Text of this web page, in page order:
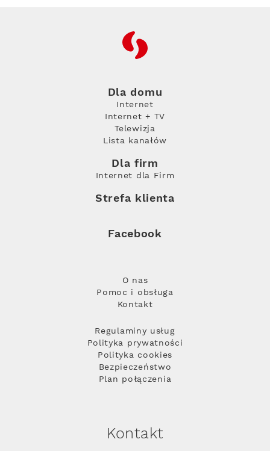
RFC
Dla domu
Internet
Internet + TV
Telewizja
Lista kanałów
Dla firm
Internet dla Firm
Strefa klienta
Facebook
O nas
Pomoc i obsługa
Kontakt
Regulaminy usług
Polityka prywatności
Polityka cookies
Bezpieczeństwo
Plan połączenia
Kontakt